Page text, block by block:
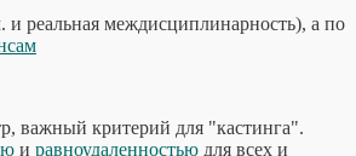
реальная междисциплинарность), а по
важный критерий для "кастинга".
и равноудаленностью для всех и